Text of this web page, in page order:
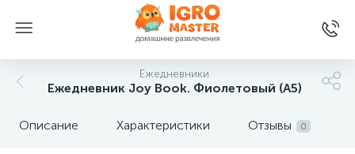
Ежедневники
Ежедневник Joy Book. Фиолетовый (А5)
Описание Характеристики Отзывы 0